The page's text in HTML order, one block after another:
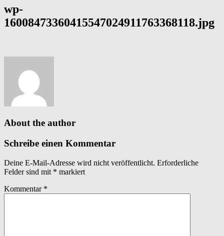
wp-
16008473360415547024911763368118.jpg
About the author
Schreibe einen Kommentar
Deine E-Mail-Adresse wird nicht veröffentlicht. Erforderliche
Felder sind mit * markiert
Kommentar *